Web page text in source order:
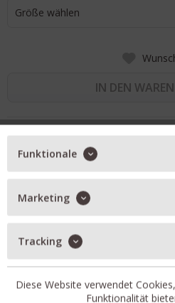
Größe wählen
IN DEN
BESCHREIBUNG
superleichte Daunenjacke
mit Zwei-Wege-Reißverschluss
zwei seitliche Taschen mit
Tunnenzug in der Kapuze,
gefüllt mit echter Daune
oversized geschnitten
Funktionale
Marketing
Tracking
Diese Website verwendet
Funktionalität